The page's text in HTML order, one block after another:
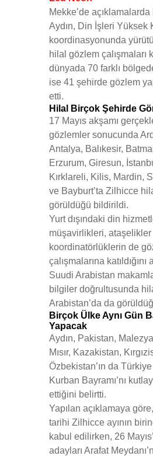
Mekke’de
Aydın, Din İşleri Yüksek
koordinasyonunda
hilal gözlem çalışmaları
dünyada 70 farklı
ise 41 şehirde gözlem
etti.
Hilal Birçok Şehirde
17 Mayıs akşamı
gözlemler sonucunda
Antalya, Balıkesir,
Erzurum, Giresun,
Kırklareli, Kilis, Mardin,
ve Bayburt’ta Zilhicce
görüldüğü bildirildi.
Yurt dışındaki din
müşavirlikleri, ataşelikler
koordinatörlüklerin de
çalışmalarına katıldığını
Suudi Arabistan
bilgiler doğrultusunda
Arabistan’da da
Birçok Ülke Aynı Gün
Yapacak
Aydın, Pakistan,
Mısır, Kazakistan,
Özbekistan’ın da
Kurban Bayramı’nı
ettiğini belirtti.
Yapılan açıklamaya
tarihi Zilhicce ayının
kabul edilirken, 26
adayları Arafat